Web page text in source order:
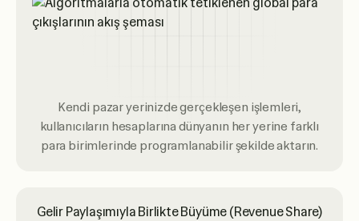
Kendi pazar yerinizde gerçekleşen işlemleri,
kullanıcıların hesaplarına dünyanın her yerine farklı
para birimlerinde programlanabilir şekilde aktarın.
Gelir Paylaşımıyla Birlikte Büyüme (Revenue Share)